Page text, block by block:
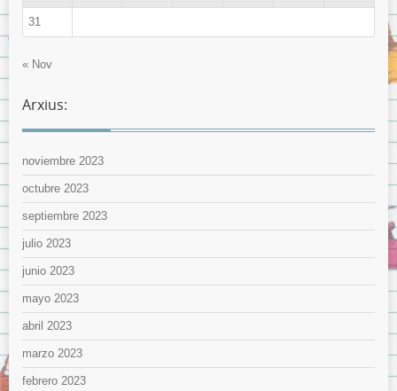
31
« Nov
Arxius:
noviembre 2023
octubre 2023
septiembre 2023
julio 2023
junio 2023
mayo 2023
abril 2023
marzo 2023
febrero 2023